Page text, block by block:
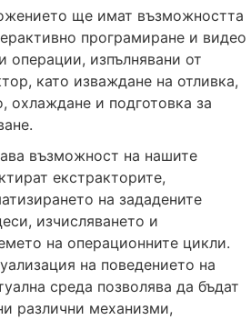
ще имат възможността
програмиране и видео
операции, изпълнявани от
като изваждане на отливка,
охлаждане и подготовка за
възможност на нашите
екстракторите,
на зададените
изчисляването и
на операционните цикли.
на поведението на
среда позволява да бъдат
различни механизми,